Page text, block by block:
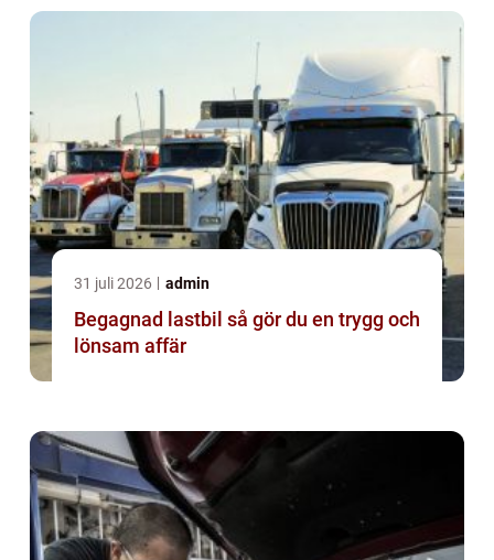
31 juli 2026 admin
Begagnad lastbil så gör du en trygg och
lönsam affär